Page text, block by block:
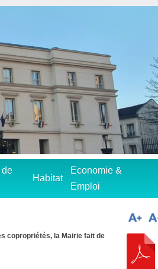
de
Habitat
Economie &
Emploi
copropriétés, la Mairie fait de